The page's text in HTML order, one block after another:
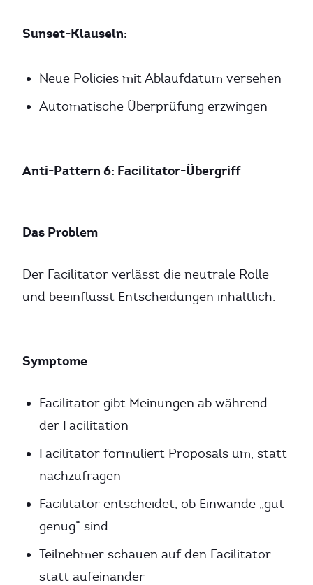
Sunset-Klauseln:
Neue Policies mit Ablaufdatum versehen
Automatische Überprüfung erzwingen
Anti-Pattern 6: Facilitator-Übergriff
Das Problem
Der Facilitator verlässt die neutrale Rolle
und beeinflusst Entscheidungen inhaltlich.
Symptome
Facilitator gibt Meinungen ab während
der Facilitation
Facilitator formuliert Proposals um, statt
nachzufragen
Facilitator entscheidet, ob Einwände „gut
genug” sind
Teilnehmer schauen auf den Facilitator
statt aufeinander